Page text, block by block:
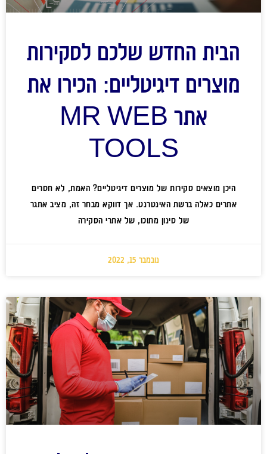
הבית החדש שלכם לסקירות
מוצרים דיגיטליים: הכירו את
אתר MR WEB
TOOLS
היכן מוצאים סקירות של מוצרים דיגיטליים? האמת, לא חסרים
אתרים כאלה ברשת האינטרנט. אך דווקא מבחר זה, מציב אתגר
של סינון מתוכו, של אתרי הסקירה
נובמבר 15, 2022